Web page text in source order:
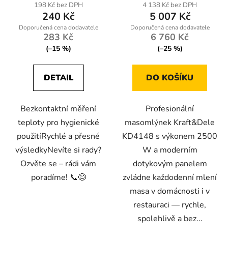
198 Kč bez DPH
240 Kč
283 Kč
(–15 %)
DETAIL
Bezkontaktní měření
teploty pro hygienické
použitíRychlé a přesné
výsledkyNevíte si rady?
Ozvěte se – rádi vám
poradíme! 📞😊
4 138 Kč bez DPH
5 007 Kč
6 760 Kč
(–25 %)
DO KOŠÍKU
Profesionální
masomlýnek Kraft&Dele
KD4148 s výkonem 2500
W a moderním
dotykovým panelem
zvládne každodenní mlení
masa v domácnosti i v
restauraci — rychle,
spolehlivě a bez...